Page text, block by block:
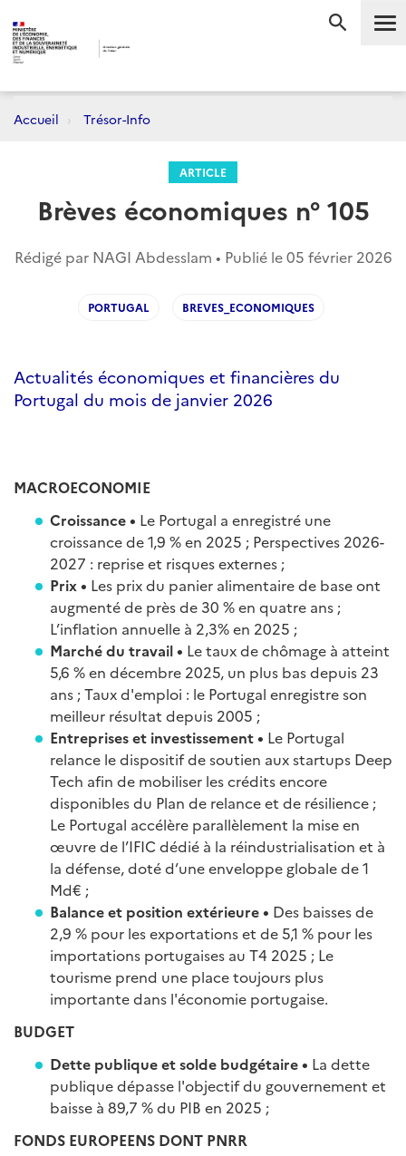
Accueil Trésor-Info
ARTICLE
Brèves économiques n° 105
Rédigé par NAGI Abdesslam • Publié le05 février 2026
PORTUGAL BREVES_ECONOMIQUES
Actualités économiques et financières du
Portugal du mois de janvier 2026
MACROECONOMIE
Croissance • Le Portugal a enregistré une
croissance de 1,9 % en 2025 ; Perspectives 2026-
2027 : reprise et risques externes ;
Prix • Les prix du panier alimentaire de base ont
augmenté de près de 30 % en quatre ans ;
L’inflation annuelle à 2,3% en 2025 ;
Marché du travail • Le taux de chômage à atteint
5,6 % en décembre 2025, un plus bas depuis 23
ans ; Taux d'emploi : le Portugal enregistre son
meilleur résultat depuis 2005 ;
Entreprises et investissement • Le Portugal
relance le dispositif de soutien aux startups Deep
Tech afin de mobiliser les crédits encore
disponibles du Plan de relance et de résilience ;
Le Portugal accélère parallèlement la mise en
œuvre de l’IFIC dédié à la réindustrialisation et à
la défense, doté d’une enveloppe globale de 1
Md€ ;
Balance et position extérieure • Des baisses de
2,9 % pour les exportations et de 5,1 % pour les
importations portugaises au T4 2025 ; Le
tourisme prend une place toujours plus
importante dans l'économie portugaise.
BUDGET
Dette publique et solde budgétaire • La dette
publique dépasse l'objectif du gouvernement et
baisse à 89,7 % du PIB en 2025 ;
FONDS EUROPEENS DONT PNRR